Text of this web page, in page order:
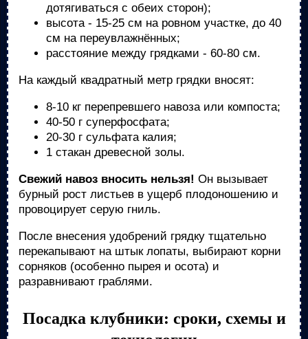
дотягиваться с обеих сторон);
высота - 15-25 см на ровном участке, до 40
см на переувлажнённых;
расстояние между грядками - 60-80 см.
На каждый квадратный метр грядки вносят:
8-10 кг перепревшего навоза или компоста;
40-50 г суперфосфата;
20-30 г сульфата калия;
1 стакан древесной золы.
Свежий навоз вносить нельзя! Он вызывает
бурный рост листьев в ущерб плодоношению и
провоцирует серую гниль.
После внесения удобрений грядку тщательно
перекапывают на штык лопаты, выбирают корни
сорняков (особенно пырея и осота) и
разравнивают граблями.
Посадка клубники: сроки, схемы и